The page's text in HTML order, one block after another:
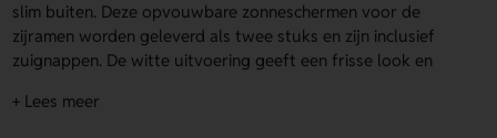
slim buiten. Deze opvouwbare zonneschermen voor de
zijramen worden geleverd als twee stuks en zijn inclusief
zuignappen. De witte uitvoering geeft een frisse look en
Schaduw 1 en Schaduw 2 plaats je eenvoudig een logo,
+ Lees meer